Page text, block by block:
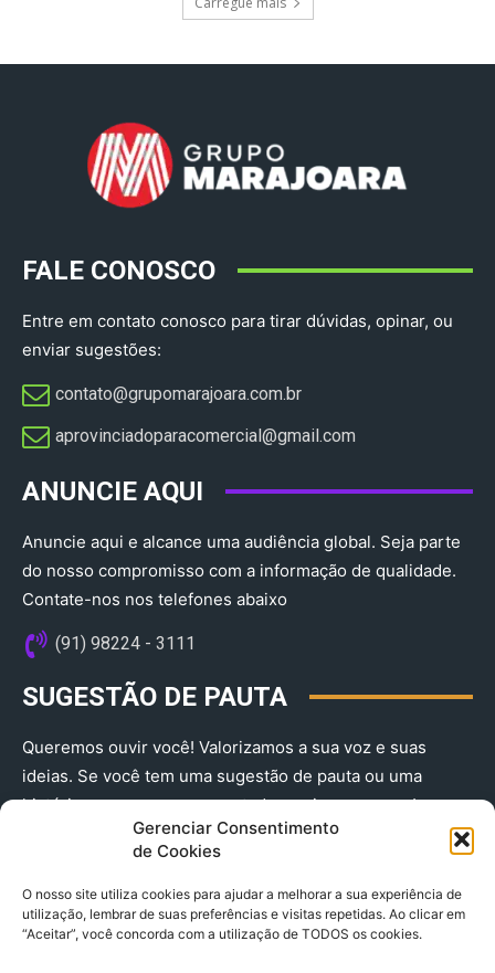
Gerenciar Consentimento
de Cookies
O nosso site utiliza cookies para ajudar a melhorar a sua experiência de
utilização, lembrar de suas preferências e visitas repetidas. Ao clicar em
“Aceitar”, você concorda com a utilização de TODOS os cookies.
FALE CONOSCO
Entre em contato conosco para tirar dúvidas, opinar, ou
enviar sugestões:
contato@grupomarajoara.com.br
aprovinciadoparacomercial@gmail.com​
ANUNCIE AQUI
Anuncie aqui e alcance uma audiência global. Seja parte
do nosso compromisso com a informação de qualidade.
Contate-nos nos telefones abaixo
(91) 98224 - 3111
SUGESTÃO DE PAUTA
Queremos ouvir você! Valorizamos a sua voz e suas
ideias. Se você tem uma sugestão de pauta ou uma
história que merece ser contada, envie-nos agora!
(91) 98224 - 3111